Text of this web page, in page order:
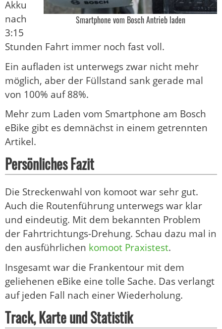
Smartphone vom Bosch Antrieb laden
Akku
nach
3:15
Stunden Fahrt immer noch fast voll.
Ein aufladen ist unterwegs zwar nicht mehr
möglich, aber der Füllstand sank gerade mal
von 100% auf 88%.
Mehr zum Laden vom Smartphone am Bosch
eBike gibt es demnächst in einem getrennten
Artikel.
Persönliches Fazit
Die Streckenwahl von komoot war sehr gut.
Auch die Routenführung unterwegs war klar
und eindeutig. Mit dem bekannten Problem
der Fahrtrichtungs-Drehung. Schau dazu mal in
den ausführlichen komoot Praxistest.
Insgesamt war die Frankentour mit dem
geliehenen eBike eine tolle Sache. Das verlangt
auf jeden Fall nach einer Wiederholung.
Track, Karte und Statistik